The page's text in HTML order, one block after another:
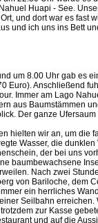
Huapi - See.
und dort war es fast
und ich uns ins Bett
um 8.00 Uhr gab es
Euro). Anschließend
Immer am Lago
aus Baumstämmen
Der ganze
hielten wir an, um die
Wasser, die
der bei uns
baumbewachsene
Nach zwei
von Bariloche, dem
ein herrliches
Seilbahn erreichen.
zur Kasse
und auf die